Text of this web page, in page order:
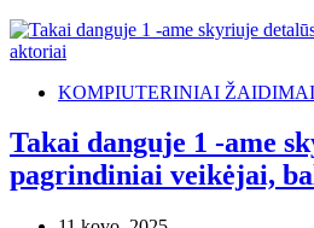
KOMPIUTERINIAI ŽAIDIMAI
Takai danguje 1 -ame
pagrindiniai veikėjai,